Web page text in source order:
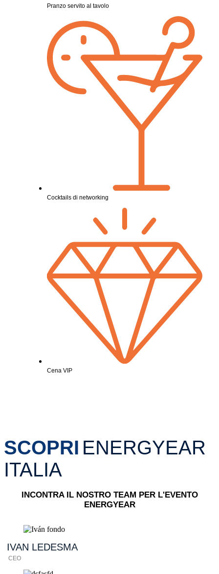
Pranzo servito al tavolo
Cocktails di networking
Cena VIP
SCOPRI ENERGYEAR
ITALIA
INCONTRA IL NOSTRO TEAM PER L'EVENTO
ENERGYEAR
IVAN LEDESMA
CEO